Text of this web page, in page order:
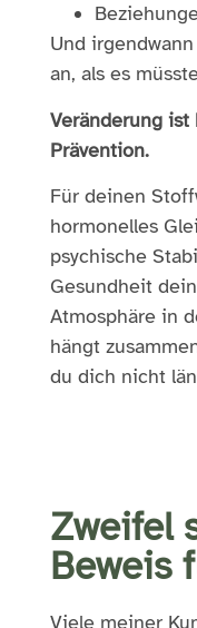
Und
an, als es
Veränderung
Prävention.
Für deinen
hormonelles
psychische
Gesundheit
Atmosphäre in
hängt
du dich nicht
Zweifel
Beweis
Viele meiner